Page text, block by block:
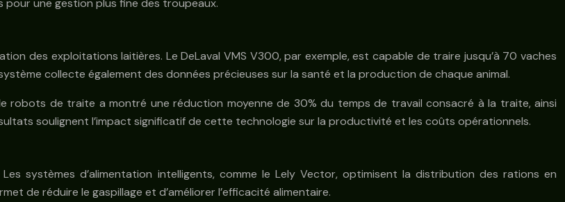
pour une gestion plus fine des troupeaux.
des exploitations laitières. Le DeLaval VMS V300, par exemple, est capable de traire jusqu’à 70 vaches
collecte également des données précieuses sur la santé et la production de chaque animal.
robots de traite a montré une réduction moyenne de 30% du temps de travail consacré à la traite, ainsi
soulignent l’impact significatif de cette technologie sur la productivité et les coûts opérationnels.
systèmes d’alimentation intelligents, comme le Lely Vector, optimisent la distribution des rations en
de réduire le gaspillage et d’améliorer l’efficacité alimentaire.